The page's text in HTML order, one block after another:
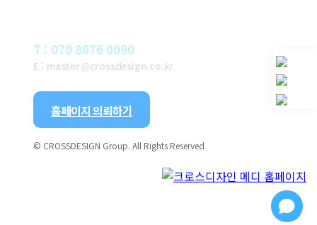
T : 070 8676 0090
E : master@crossdesign.co.kr
홈페이지 의뢰하기
© CROSSDESIGN Group. All Rights Reserved